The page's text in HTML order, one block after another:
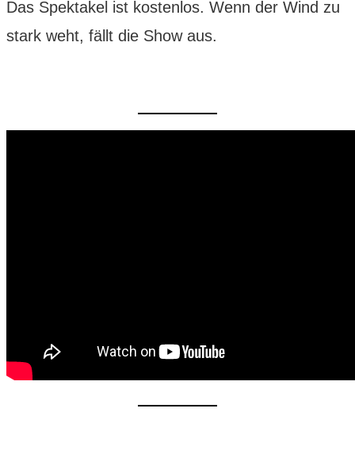
Das Spektakel ist kostenlos. Wenn der Wind zu
stark weht, fällt die Show aus.